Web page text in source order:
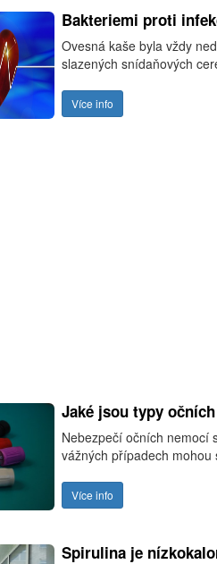
Bakteriemi proti
Ovesná kaše byla vždy
slazených snídaňových
Více info
Jaké jsou typy
Nebezpečí očních nemocí
vážných případech
Více info
Spirulina je